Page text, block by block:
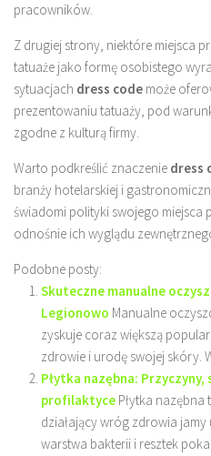
pracowników.
Z drugiej strony, niektóre miejsca
tatuaże jako formę osobistego
sytuacjach dress code może
prezentowaniu tatuaży, pod
zgodne z kulturą firmy.
Warto podkreślić znaczenie dress
branży hotelarskiej i
świadomi polityki swojego
odnośnie ich wyglądu
Podobne posty:
Skuteczne manualne
Legionowo Manualne
zyskuje coraz większą
zdrowie i urodę swojej skóry.
Płytka nazębna:
profilaktyce Płytka
działający wróg zdrowia jamy
warstwa bakterii i resztek